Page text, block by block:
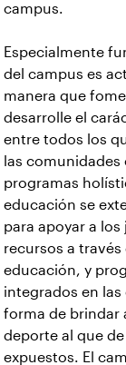
campus.
Especialmente
del campus es
manera que
desarrolle el
entre todos los
las
programas
educación se
para apoyar a los
recursos a
educación, y
integrados en
forma de brindar
deporte al que
expuestos. El